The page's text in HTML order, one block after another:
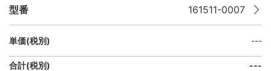
型番 161511-0007
単価(税別) ---
合計(税別)
---